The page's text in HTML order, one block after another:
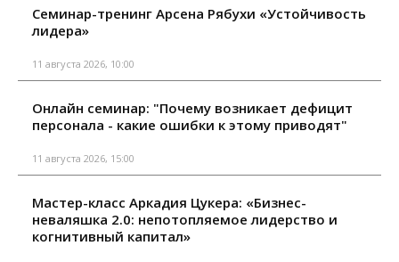
Семинар-тренинг Арсена Рябухи «Устойчивость
лидера»
11 августа 2026, 10:00
Онлайн семинар: "Почему возникает дефицит
персонала - какие ошибки к этому приводят"
11 августа 2026, 15:00
Мастер-класс Аркадия Цукера: «Бизнес-
неваляшка 2.0: непотопляемое лидерство и
когнитивный капитал»